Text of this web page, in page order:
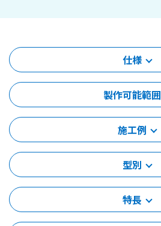
仕様
製作可能範囲
施工例
型別
特長